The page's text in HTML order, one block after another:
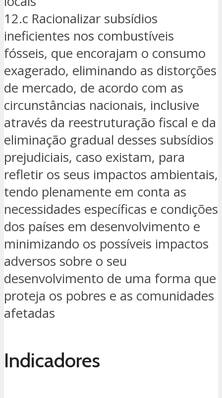
12.c Racionalizar subsídios
ineficientes nos combustíveis
fósseis, que encorajam o consumo
exagerado, eliminando as distorções
de mercado, de acordo com as
circunstâncias nacionais, inclusive
através da reestruturação fiscal e da
eliminação gradual desses subsídios
prejudiciais, caso existam, para
refletir os seus impactos ambientais,
tendo plenamente em conta as
necessidades específicas e condições
dos países em desenvolvimento e
minimizando os possíveis impactos
adversos sobre o seu
desenvolvimento de uma forma que
proteja os pobres e as comunidades
afetadas
Indicadores